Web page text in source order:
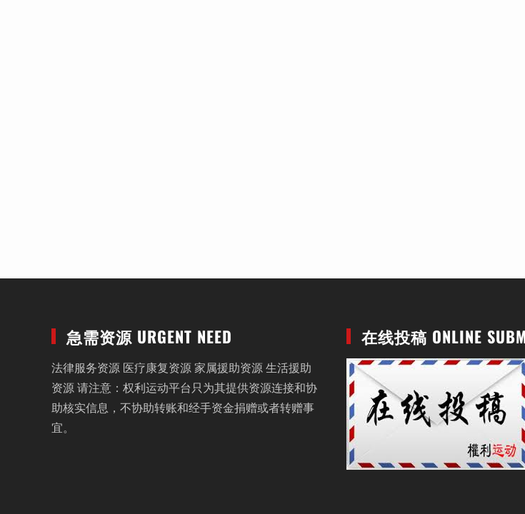
急需资源 URGENT NEED
法律服务资源 医疗康复资源 家属援助资源 生活援助
资源 请注意：权利运动平台只为其提供资源连接和协
助核实信息，不协助转账和经手资金捐赠或者转赠事
宜。
在线投稿 ONLINE